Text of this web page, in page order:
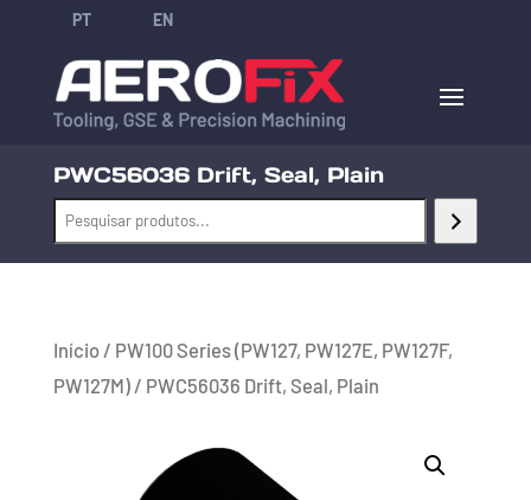
PT EN
PWC56036 Drift, Seal, Plain
Início/ PW100 Series (PW127, PW127E, PW127F,
PW127M)/ PWC56036 Drift, Seal, Plain